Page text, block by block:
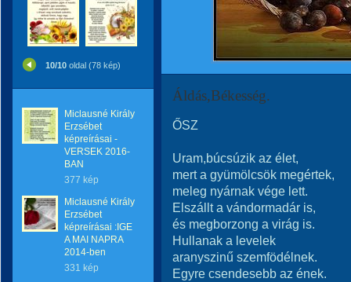
10/10 oldal (78 kép)
Miclausné Király
Erzsébet
képreírásai -
VERSEK 2016-
BAN
377 kép
Miclausné Király
Erzsébet
képreírásai :IGE
A MAI NAPRA
2014-ben
331 kép
Áldás,Békesség.
ŐSZ
Uram,búcsúzik az élet,
mert a gyümölcsök megértek,
meleg nyárnak vége lett.
Elszállt a vándormadár is,
és megborzong a virág is.
Hullanak a levelek
aranyszinű szemfödélnek.
Egyre csendesebb az ének.